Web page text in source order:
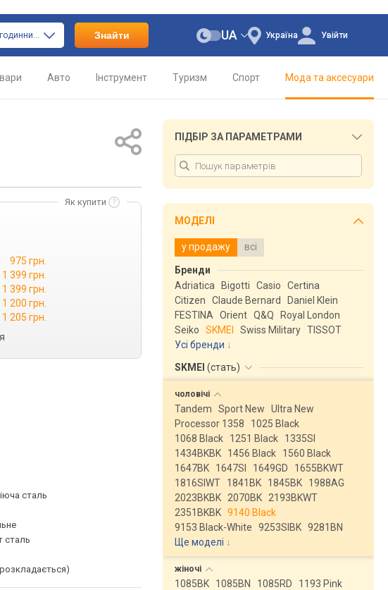
тільки наручні годинники Знайти Україна
UA Увійти
Авто Інструмент Туризм Спорт Мода та аксесуари
Як купити
975 грн.
1 399 грн.
1 399 грн.
1 200 грн.
1 205 грн.
сталь
сталь
ПІДБІР ЗА ПАРАМЕТРАМИ
МОДЕЛІ
у продажу всі
Бренди
Adriatica
Bigotti Casio
Certina
Citizen
Claude Bernard
Daniel Klein
FESTINA
Orient Q&Q
Royal London
Seiko
SKMEI Swiss Military TISSOT
Усі бренди
SKMEI (стать)
чоловічі
Tandem Sport New
Ultra New
Processor 1358
1025 Black
1068 Black
1251 Black
1335SI
1434BKBK
1456 Black
1560 Black
1647BK
1647SI 1649GD
1655BKWT
1816SIWT
1841BK 1845BK
1988AG
2023BKBK
2070BK
2193BKWT
2351BKBK 9140 Black
9153 Black-White
9253SIBK 9281BN
Ще моделі ↓
жіночі
1085BK 1085BN 1085RD
1193 Pink